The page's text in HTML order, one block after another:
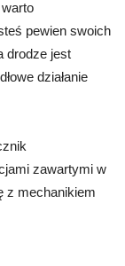
pewien swoich
drodze jest
działanie
zawartymi w
z mechanikiem